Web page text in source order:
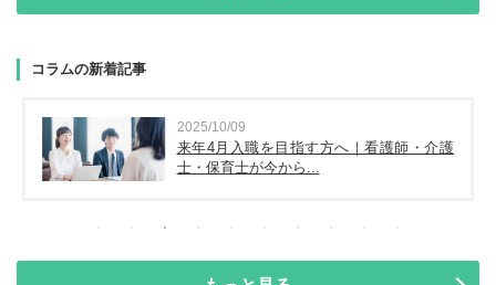
コラムの新着記事
2025/10/09
来年4月入職を目指す方へ｜看護師・介護
士・保育士が今から...